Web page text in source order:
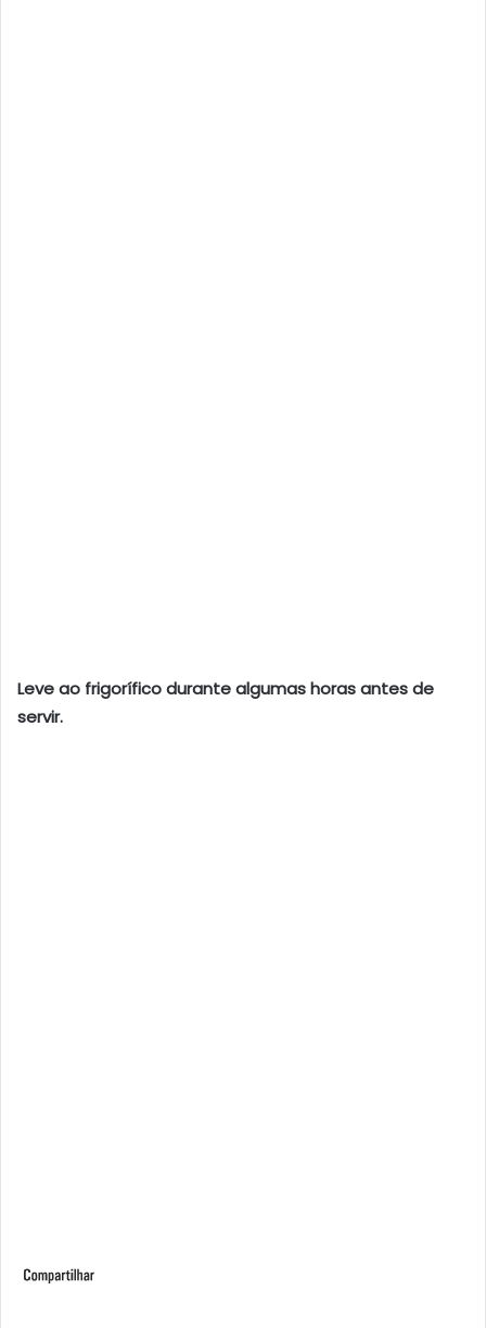
Leve ao frigorífico durante algumas horas antes de
servir.